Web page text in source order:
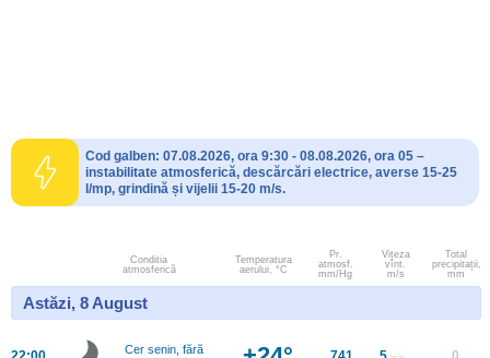
Cod galben: 07.08.2026, ora 9:30 - 08.08.2026, ora 05 –
instabilitate atmosferică, descărcări electrice, averse 15-25
l/mp, grindină și vijelii 15-20 m/s.
Conditia
atmosferică
Temperatura
aerului, °C
Pr.
atmosf.
mm/Hg
Viteza
vînt.
m/s
Total
precipitații,
mm
Astăzi, 8 August
Cer senin, fără